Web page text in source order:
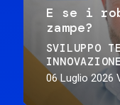
E se i
zampe?
SVILUPPO
INNOVAZIONE
06 Luglio 2026